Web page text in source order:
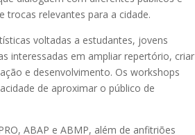
trocas relevantes para a cidade.
voltadas a estudantes, jovens
interessadas em ampliar repertório, criar
e desenvolvimento. Os workshops
de aproximar o público de
ABAP e ABMP, além de anfitriões